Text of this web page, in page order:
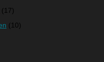
(17)
(10)